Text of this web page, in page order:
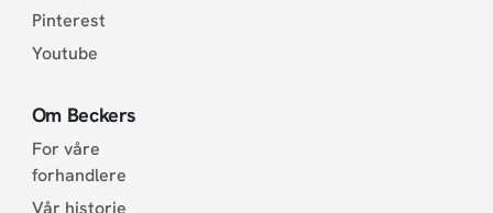
Pinterest
Youtube
Om Beckers
For våre
forhandlere
Vår historie